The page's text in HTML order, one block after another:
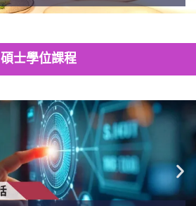
碩士學位課程